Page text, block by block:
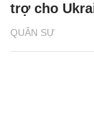
QUÂN SỰ
trợ cho